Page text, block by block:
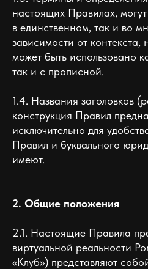
настоящих Правилах,
в единственном, так и во
зависимости от
может быть использовано
так и с прописной.
1.4. Названия заголовков
конструкция Правил
исключительно для
Правил и буквального
имеют.
2. Общие положения
2.1. Настоящие Правила
виртуальной реальности
«Клуб») представляют